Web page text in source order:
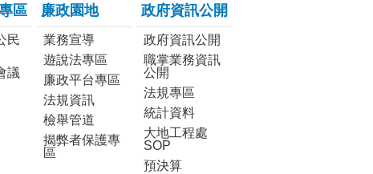
區
民
議
廉政園地
業務宣導
遊說法專區
廉政平台專區
法規資訊
檢舉管道
揭弊者保護專
區
政府資訊公開
政府資訊公開
職掌業務資訊
公開
法規專區
統計資料
大地工程處
SOP
預決算